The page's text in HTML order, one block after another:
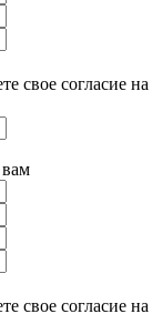
свое согласие на
свое согласие на